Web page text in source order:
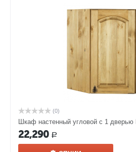
(0)
Шкаф настенный угловой с 1
22,290 Р